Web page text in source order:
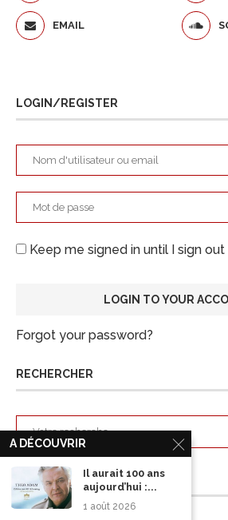
EMAIL
LOGIN/REGISTER
Keep me signed in until I sign out
Forgot your password?
RECHERCHER
ARCHIVES
A DÉCOUVRIR
Il aurait 100 ans
aujourd’hui :...
1 août 2026